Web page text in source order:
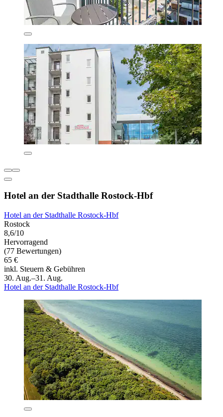
Hotel an der Stadthalle Rostock-Hbf
Hotel an der Stadthalle Rostock-Hbf
Rostock
8,6/10
Hervorragend
(77 Bewertungen)
65 €
inkl. Steuern & Gebühren
30. Aug.–31. Aug.
Hotel an der Stadthalle Rostock-Hbf